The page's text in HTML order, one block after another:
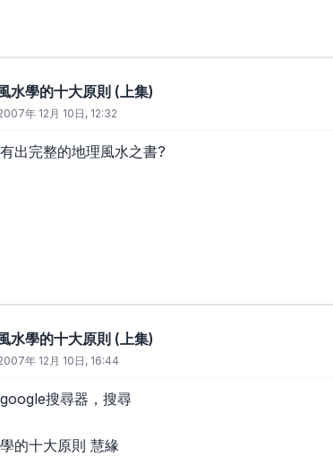
水學的十大原則 (上集)
年 12月 10日, 12:32
出完整的地理風水之書?
水學的十大原則 (上集)
年 12月 10日, 16:44
搜尋器，搜尋
的十大原則 慧緣